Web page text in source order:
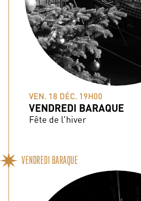
VEN. 18 DÉC. 19H00
VENDREDI BARAQUE
Fête de l'hiver
VENDREDI BARAQUE